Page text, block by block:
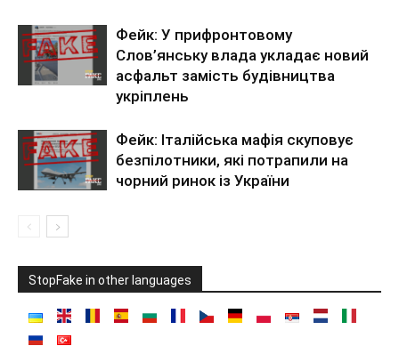
Фейк: У прифронтовому
Слов’янську влада укладає новий
асфальт замість будівництва
укріплень
Фейк: Італійська мафія скуповує
безпілотники, які потрапили на
чорний ринок із України
StopFake in other languages